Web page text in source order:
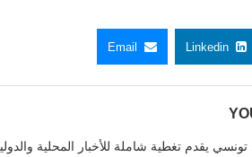
Linkedin
Email